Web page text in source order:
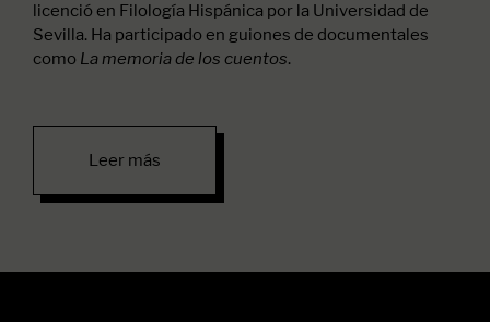
licenció en Filología Hispánica por la Universidad de
Sevilla. Ha participado en guiones de documentales
como La memoria de los cuentos.
Leer más